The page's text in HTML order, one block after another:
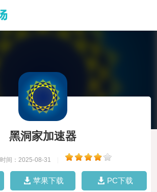
黑洞家加速器
时间：2025-08-31
苹果下载 PC下载